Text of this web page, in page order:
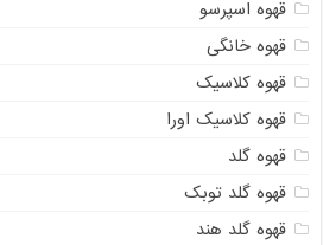
قهوه اسپرسو
قهوه خانگی
قهوه کلاسیک
قهوه کلاسیک اورا
قهوه گلد
قهوه گلد توبک
قهوه گلد هند